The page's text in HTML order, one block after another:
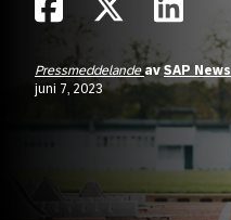
PressmeddelandeavSAP News
juni 7, 2023